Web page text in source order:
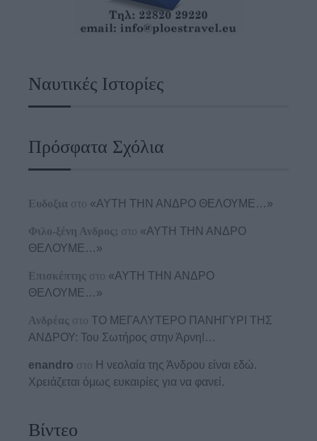
Ναυτικές Ιστορίες
Πρόσφατα Σχόλια
Ευδοξια στο «ΑΥΤΗ ΤΗΝ ΑΝΔΡΟ ΘΕΛΟΥΜΕ…»
Φιλο-ξένη Ανδρος; στο «ΑΥΤΗ ΤΗΝ ΑΝΔΡΟ
ΘΕΛΟΥΜΕ…»
Επισκέπτης στο «ΑΥΤΗ ΤΗΝ ΑΝΔΡΟ
ΘΕΛΟΥΜΕ…»
Ανδρέας στο ΤΟ ΜΕΓΑΛΥΤΕΡΟ ΠΑΝΗΓΥΡΙ ΤΗΣ
ΑΝΔΡΟΥ: Του Σωτήρος στην Άρνη!…
enandro στο Η νεολαία της Άνδρου είναι εδώ.
Χρειάζεται όμως ευκαιρίες για να φανεί.
Βίντεο